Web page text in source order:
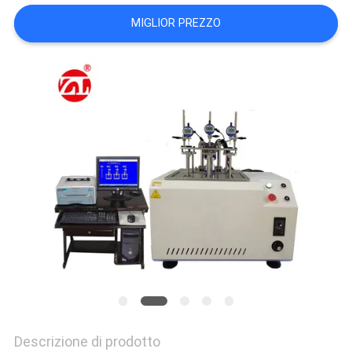
SHOW
SITEMAP
MIGLIOR PREZZO
Descrizione di prodotto